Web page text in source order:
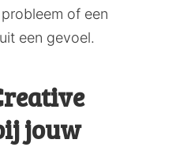
of een
een gevoel.
jouw